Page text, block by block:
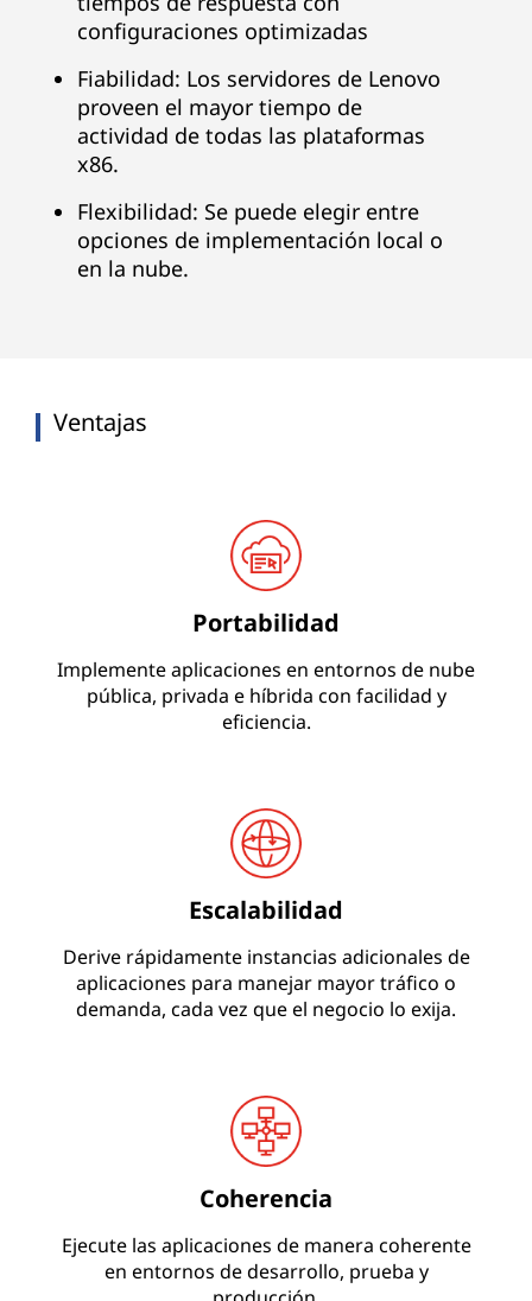
configuraciones optimizadas
Fiabilidad: Los servidores de Lenovo
proveen el mayor tiempo de
actividad de todas las plataformas
x86.
Flexibilidad: Se puede elegir entre
opciones de implementación local o
en la nube.
Ventajas
Portabilidad
Implemente aplicaciones en entornos de nube
pública, privada e híbrida con facilidad y
eficiencia.
Escalabilidad
Derive rápidamente instancias adicionales de
aplicaciones para manejar mayor tráfico o
demanda, cada vez que el negocio lo exija.
Coherencia
Ejecute las aplicaciones de manera coherente
en entornos de desarrollo, prueba y